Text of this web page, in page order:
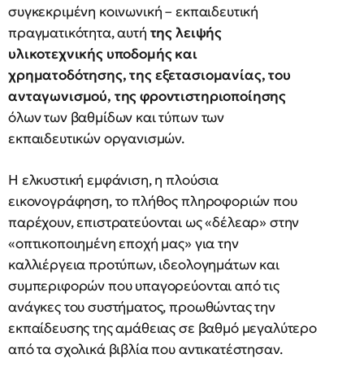
συγκεκριμένη κοινωνική – εκπαιδευτική
πραγματικότητα, αυτή της λειψής
υλικοτεχνικής υποδομής και
χρηματοδότησης, της εξετασιομανίας, του
ανταγωνισμού, της φροντιστηριοποίησης
όλων των βαθμίδων και τύπων των
εκπαιδευτικών οργανισμών.
Η ελκυστική εμφάνιση, η πλούσια
εικονογράφηση, το πλήθος πληροφοριών που
παρέχουν, επιστρατεύονται ως «δέλεαρ» στην
«οπτικοποιημένη εποχή μας» για την
καλλιέργεια προτύπων, ιδεολογημάτων και
συμπεριφορών που υπαγορεύονται από τις
ανάγκες του συστήματος, προωθώντας την
εκπαίδευσης της αμάθειας σε βαθμό μεγαλύτερο
από τα σχολικά βιβλία που αντικατέστησαν.